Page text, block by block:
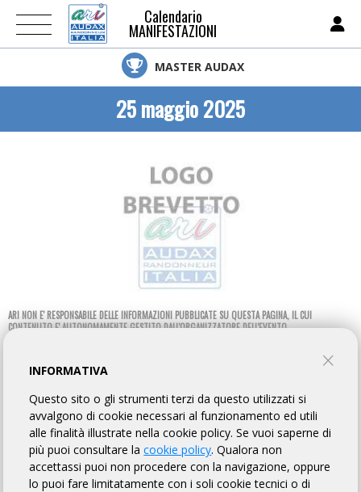
Calendario
MANIFESTAZIONI
MASTER AUDAX
25 maggio 2025
ARI NON E' RESPONSABILE DELLE INFORMAZIONI PUBBLICATE SU QUESTA PAGINA, IL CUI
CONTENUTO E' AUTONOMAMENTE GESTITO DALL'ORGANIZZATORE DELL'EVENTO.
II RANDONNÈE EFEBO DI SELINUNTE
Dirty Bike Castelvetrano
TORNA AL BREVETTO
INFORMATIVA
Questo sito o gli strumenti terzi da questo utilizzati si
avvalgono di cookie necessari al funzionamento ed utili
alle finalità illustrate nella cookie policy. Se vuoi saperne di
più puoi consultare lacookie policy. Qualora non
accettassi puoi non procedere con la navigazione, oppure
lo puoi fare limitatamente con i soli cookie tecnici o di